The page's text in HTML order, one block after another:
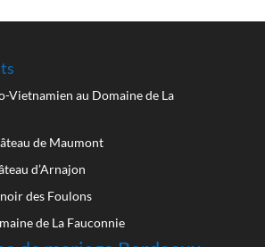
Vietnamien au Domaine de La
de Maumont
d’Arnajon
des Foulons
de La Fauconnie